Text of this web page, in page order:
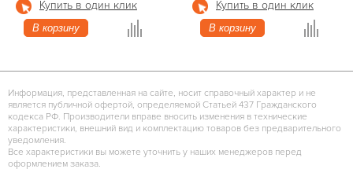
Купить в один клик
В корзину
Купить в один клик
В корзину
Информация, представленная на сайте, носит справочный характер и не
является публичной офертой, определяемой Статьей 437 Гражданского
кодекса РФ. Производители вправе вносить изменения в технические
характеристики, внешний вид и комплектацию товаров без предварительного
уведомления.
Все характеристики вы можете уточнить у наших менеджеров перед
оформлением заказа.